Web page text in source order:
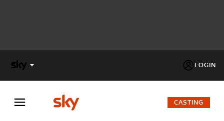
LOGIN
FACTOR
CASTING